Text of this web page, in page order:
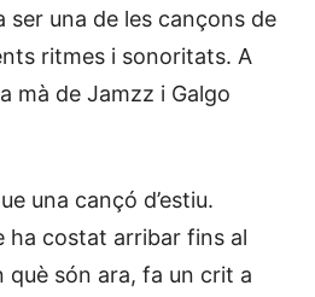
ser una de les cançons de
ritmes i sonoritats. A
mà de Jamzz i Galgo
una cançó d’estiu.
ha costat arribar fins al
què són ara, fa un crit a